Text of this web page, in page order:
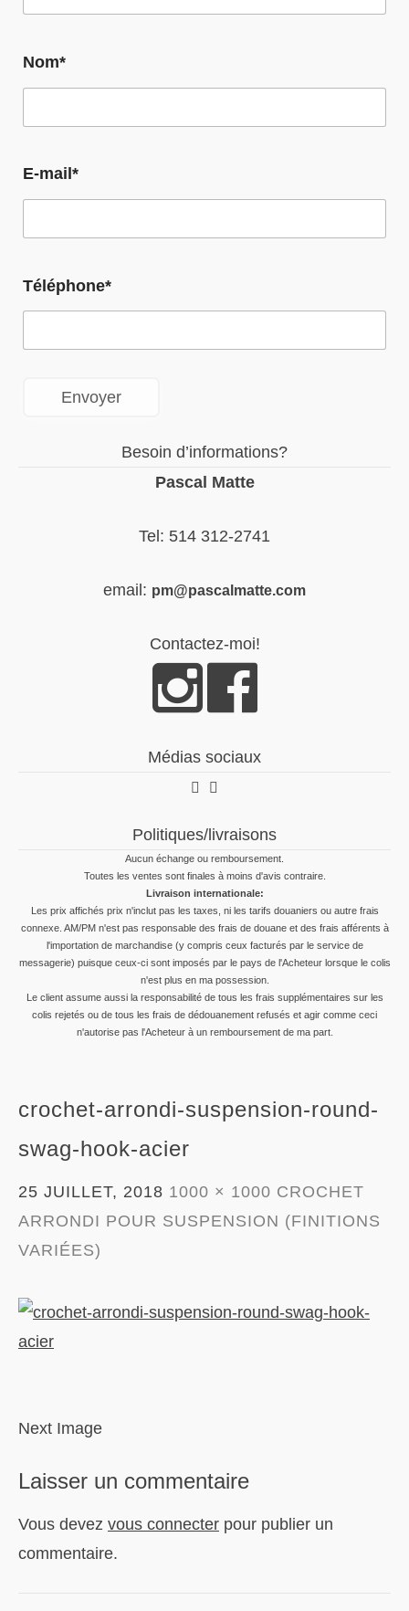
Nom*
E-mail*
Téléphone*
Besoin d’informations?
Pascal Matte
Tel: 514 312-2741
email: pm@pascalmatte.com
Contactez-moi!
Médias sociaux
Politiques/livraisons
Aucun échange ou remboursement.
Toutes les ventes sont finales à moins d'avis contraire.
Livraison internationale:
Les prix affichés prix n'inclut pas les taxes, ni les tarifs douaniers ou autre frais
connexe. AM/PM n'est pas responsable des frais de douane et des frais afférents à
l'importation de marchandise (y compris ceux facturés par le service de
messagerie) puisque ceux-ci sont imposés par le pays de l'Acheteur lorsque le colis
n'est plus en ma possession.
Le client assume aussi la responsabilité de tous les frais supplémentaires sur les
colis rejetés ou de tous les frais de dédouanement refusés et agir comme ceci
n'autorise pas l'Acheteur à un remboursement de ma part.
crochet-arrondi-suspension-round-
swag-hook-acier
25 JUILLET, 2018 1000 × 1000 CROCHET
ARRONDI POUR SUSPENSION (FINITIONS
VARIÉES)
Next Image
Laisser un commentaire
Vous devez vous connecter pour publier un
commentaire.